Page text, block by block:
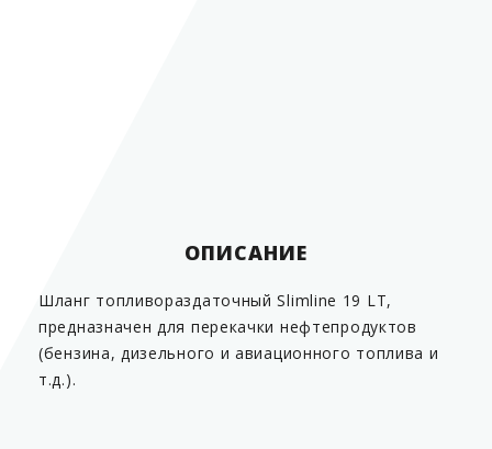
ОПИСАНИЕ
Шланг топливораздаточный Slimline 19 LТ,
предназначен для перекачки нефтепродуктов
(бензина, дизельного и авиационного топлива и
т.д.).